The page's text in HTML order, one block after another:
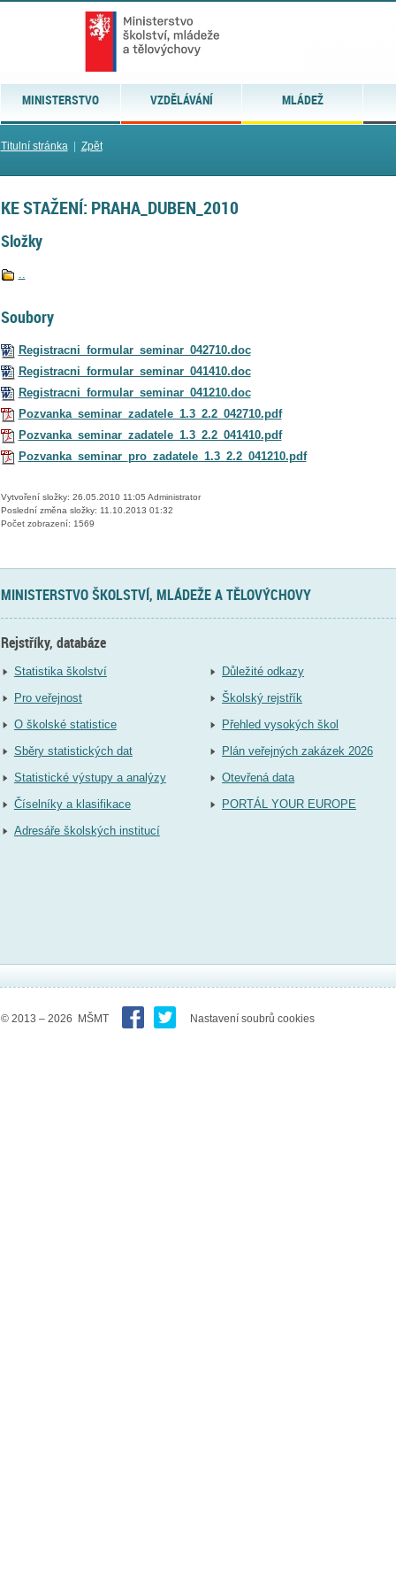
MINISTERSTVO VZDĚLÁVÁNÍ MLÁDEŽ
Titulní stránka| Zpět
KE STAŽENÍ: PRAHA_DUBEN_2010
Složky
..
Soubory
Registracni_formular_seminar_042710.doc
Registracni_formular_seminar_041410.doc
Registracni_formular_seminar_041210.doc
Pozvanka_seminar_zadatele_1.3_2.2_042710.pdf
Pozvanka_seminar_zadatele_1.3_2.2_041410.pdf
Pozvanka_seminar_pro_zadatele_1.3_2.2_041210.pdf
Vytvoření složky: 26.05.2010 11:05 Administrator
Poslední změna složky: 11.10.2013 01:32
Počet zobrazení: 1569
MINISTERSTVO ŠKOLSTVÍ, MLÁDEŽE A TĚLOVÝCHOVY
Rejstříky, databáze
Statistika školství
Pro veřejnost
O školské statistice
Sběry statistických dat
Statistické výstupy a analýzy
Číselníky a klasifikace
Adresáře školských institucí
Důležité odkazy
Školský rejstřík
Přehled vysokých škol
Plán veřejných zakázek 2026
Otevřená data
PORTÁL YOUR EUROPE
© 2013 – 2026 MŠMT Nastavení soubrů cookies